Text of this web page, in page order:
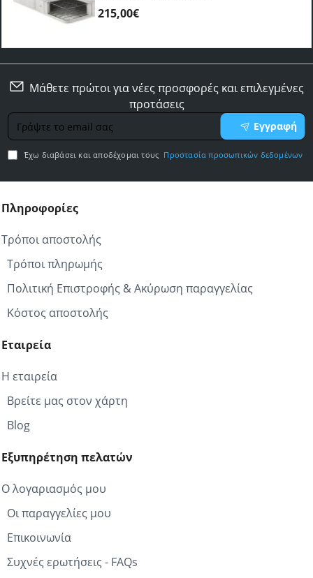
215,00€
Μάθετε πρώτοι για νέες προσφορές και επιλεγμένες
προτάσεις
Γράψτε
το
email
σας
Εγγραφή
Έχω διαβάσει και αποδέχομαι τους Προστασία προσωπικών δεδομένων
Πληροφορίες
Τρόποι αποστολής
Τρόποι πληρωμής
Πολιτική Επιστροφής & Ακύρωση παραγγελίας
Κόστος αποστολής
Εταιρεία
Η εταιρεία
Βρείτε μας στον χάρτη
Blog
Εξυπηρέτηση πελατών
Ο λογαριασμός μου
Οι παραγγελίες μου
Επικοινωνία
Συχνές ερωτήσεις - FAQs